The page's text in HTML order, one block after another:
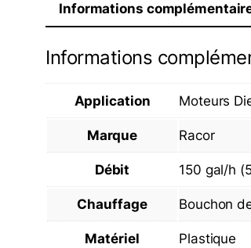
Informations
Informations
Application Moteurs
Marque Racor
Débit 150 gal/h
Chauffage Bouchon
Matériel Plastique